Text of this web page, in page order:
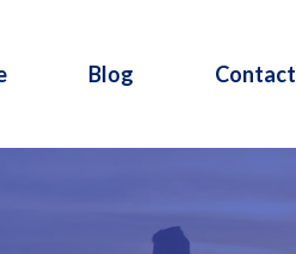
Blog Contact